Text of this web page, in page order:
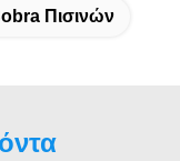
Πισινών